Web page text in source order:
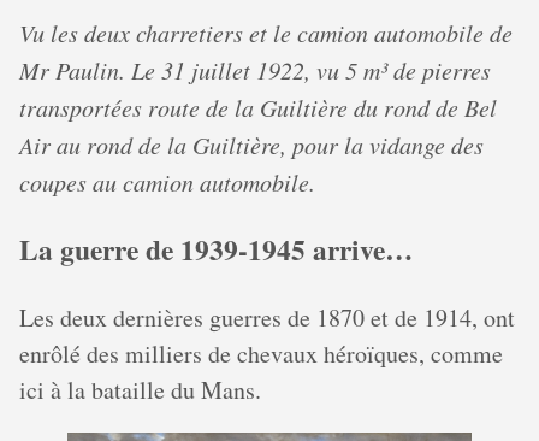
Vu les deux charretiers et le camion automobile de
Mr Paulin. Le 31 juillet 1922, vu 5 m³ de pierres
transportées route de la Guiltière du rond de Bel
Air au rond de la Guiltière, pour la vidange des
coupes au camion automobile.
La guerre de 1939-1945 arrive…
Les deux dernières guerres de 1870 et de 1914, ont
enrôlé des milliers de chevaux héroïques, comme
ici à la bataille du Mans.